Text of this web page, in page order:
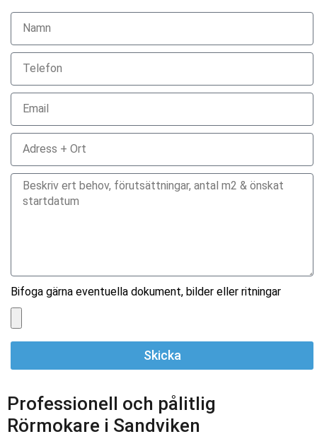
Professionell och pålitlig
Rörmokare i Sandviken
Bifoga gärna eventuella dokument, bilder eller ritningar
Skicka